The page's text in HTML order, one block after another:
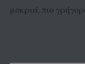
μακριά, πιο